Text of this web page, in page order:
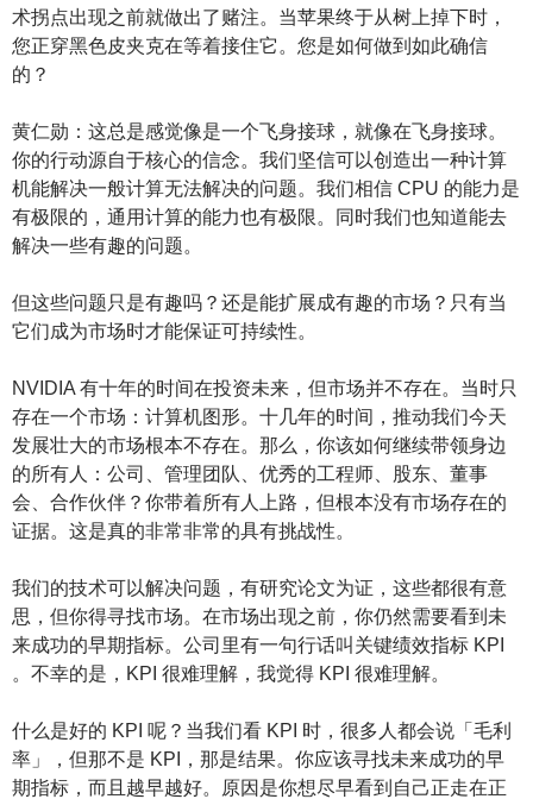
术拐点出现之前就做出了赌注。当苹果终于从树上掉下时，
您正穿黑色皮夹克在等着接住它。您是如何做到如此确信
的？
黄仁勋：这总是感觉像是一个飞身接球，就像在飞身接球。
你的行动源自于核心的信念。我们坚信可以创造出一种计算
机能解决一般计算无法解决的问题。我们相信 CPU 的能力是
有极限的，通用计算的能力也有极限。同时我们也知道能去
解决一些有趣的问题。
但这些问题只是有趣吗？还是能扩展成有趣的市场？只有当
它们成为市场时才能保证可持续性。
NVIDIA 有十年的时间在投资未来，但市场并不存在。当时只
存在一个市场：计算机图形。十几年的时间，推动我们今天
发展壮大的市场根本不存在。那么，你该如何继续带领身边
的所有人：公司、管理团队、优秀的工程师、股东、董事
会、合作伙伴？你带着所有人上路，但根本没有市场存在的
证据。这是真的非常非常的具有挑战性。
我们的技术可以解决问题，有研究论文为证，这些都很有意
思，但你得寻找市场。在市场出现之前，你仍然需要看到未
来成功的早期指标。公司里有一句行话叫关键绩效指标 KPI
。不幸的是，KPI 很难理解，我觉得 KPI 很难理解。
什么是好的 KPI 呢？当我们看 KPI 时，很多人都会说「毛利
率」，但那不是 KPI，那是结果。你应该寻找未来成功的早
期指标，而且越早越好。原因是你想尽早看到自己正走在正